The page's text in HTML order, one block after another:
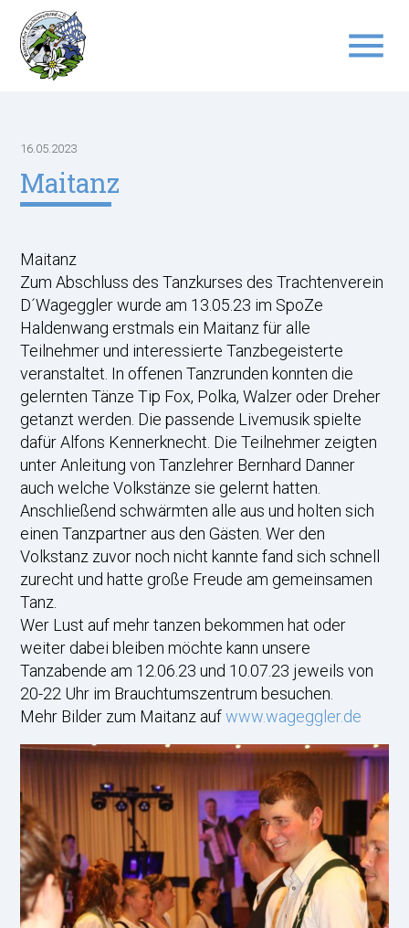
menu
16.05.2023
Maitanz
Maitanz
Zum Abschluss des Tanzkurses des Trachtenverein
D´Wageggler wurde am 13.05.23 im SpoZe
Haldenwang erstmals ein Maitanz für alle
Teilnehmer und interessierte Tanzbegeisterte
veranstaltet. In offenen Tanzrunden konnten die
gelernten Tänze Tip Fox, Polka, Walzer oder Dreher
getanzt werden. Die passende Livemusik spielte
dafür Alfons Kennerknecht. Die Teilnehmer zeigten
unter Anleitung von Tanzlehrer Bernhard Danner
auch welche Volkstänze sie gelernt hatten.
Anschließend schwärmten alle aus und holten sich
einen Tanzpartner aus den Gästen. Wer den
Volkstanz zuvor noch nicht kannte fand sich schnell
zurecht und hatte große Freude am gemeinsamen
Tanz.
Wer Lust auf mehr tanzen bekommen hat oder
weiter dabei bleiben möchte kann unsere
Tanzabende am 12.06.23 und 10.07.23 jeweils von
20-22 Uhr im Brauchtumszentrum besuchen.
Mehr Bilder zum Maitanz aufwww.wageggler.de